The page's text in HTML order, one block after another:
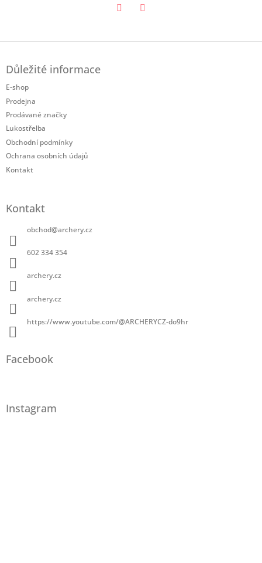
Důležité informace
E-shop
Prodejna
Prodávané značky
Lukostřelba
Obchodní podmínky
Ochrana osobních údajů
Kontakt
Kontakt
obchod@archery.cz
602 334 354
archery.cz
archery.cz
https://www.youtube.com/@ARCHERYCZ-do9hr
Facebook
Instagram